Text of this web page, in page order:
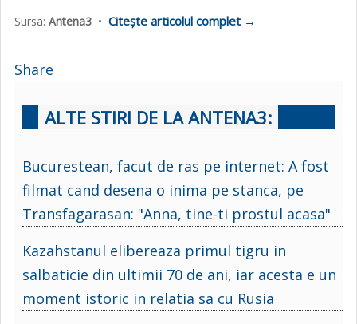
Sursa: Antena3 • Citește articolul complet →
Share
ALTE STIRI DE LA ANTENA3:
Bucurestean, facut de ras pe internet: A fost
filmat cand desena o inima pe stanca, pe
Transfagarasan: "Anna, tine-ti prostul acasa"
Kazahstanul elibereaza primul tigru in
salbaticie din ultimii 70 de ani, iar acesta e un
moment istoric in relatia sa cu Rusia